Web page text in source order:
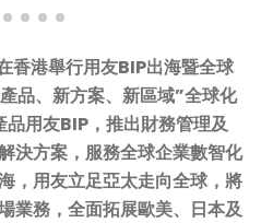
港舉行用友BIP出海暨全球
品、新方案、新區域”全球化
用友BIP，推出財務管理及
決方案，服務全球企業數智化
，用友立足亞太走向全球，將
業務，全面拓展歐美、日本及